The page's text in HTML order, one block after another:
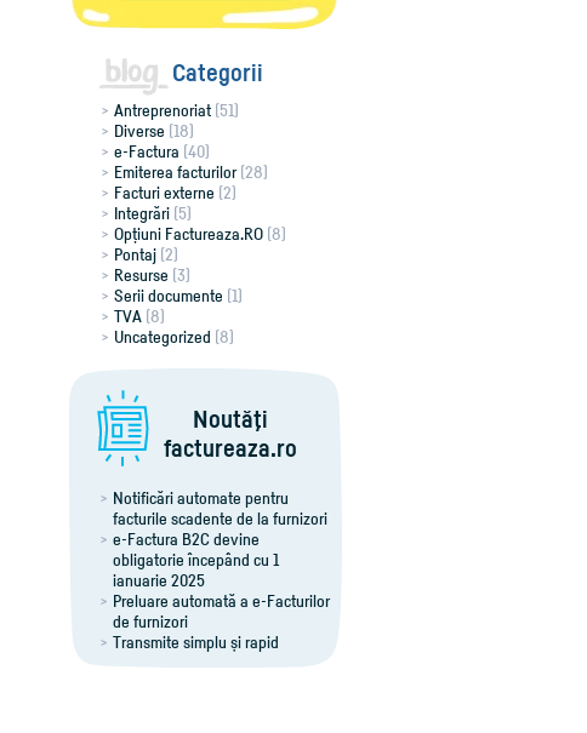
Categorii
Antreprenoriat (51)
Diverse (18)
e-Factura (40)
Emiterea facturilor(28)
Facturi externe (2)
Integrări (5)
Opțiuni Factureaza.RO (8)
Pontaj (2)
Resurse (3)
Serii documente (1)
TVA (8)
Uncategorized (8)
Noutăţi
factureaza.ro
Notificări automate pentru
facturile scadente de la furnizori
e-Factura B2C devine
obligatorie începând cu 1
ianuarie 2025
Preluare automată a e-Facturilor
de furnizori
Transmite simplu și rapid
notificările RO e-Transport